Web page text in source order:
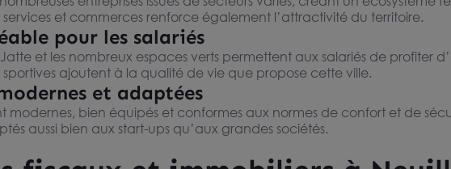
et commerces renforce également l’attractivité du territoire.
pour les salariés
Jatte et les nombreux espaces verts permettent aux salariés de
sportives ajoutent à la qualité de vie que propose cette ville.
et adaptées
modernes, bien équipés et conformes aux normes de confort et de
aussi bien aux start-ups qu’aux grandes sociétés.